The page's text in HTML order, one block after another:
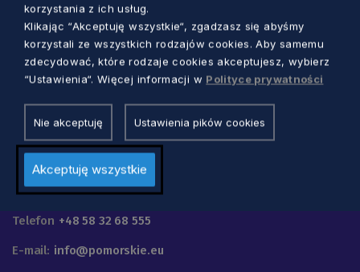
Urząd Marszałkowski
Województwa Pomorskiego
Telefon +48 58 32 68 555
E-mail: info@pomorskie.eu
korzystania z ich usług.
Klikając “Akceptuję wszystkie“, zgadzasz się abyśmy
korzystali ze wszystkich rodzajów cookies. Aby samemu
zdecydować, które rodzaje cookies akceptujesz, wybierz
“Ustawienia“. Więcej informacji w Polityce prywatności
Nie akceptuję Ustawienia pików cookies
Akceptuję wszystkie